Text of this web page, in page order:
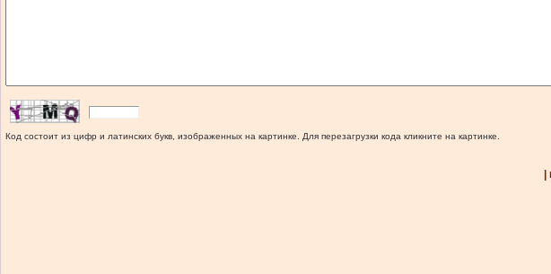
Код состоит из цифр и латинских букв, изображенных на картинке. Для перезагрузки кода кликните на картинке.